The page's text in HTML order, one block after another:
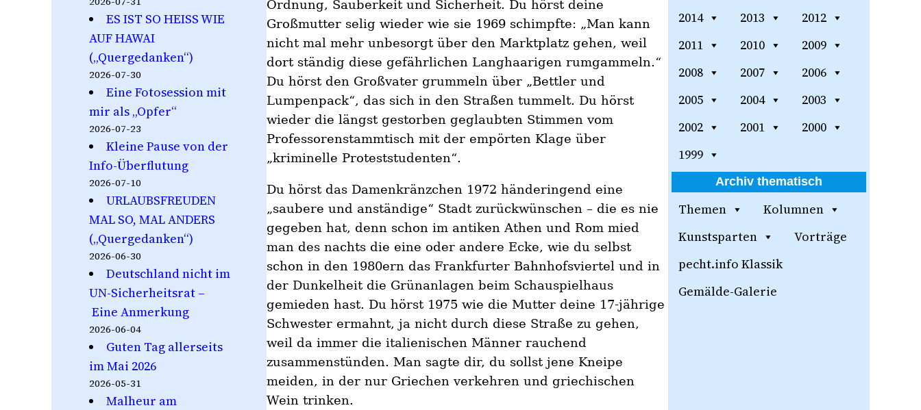
ES IST SO HEISS WIE
AUF HAWAI
(„Quergedanken“)
2026-07-30
Eine Fotosession mit
mir als „Opfer“
2026-07-23
Kleine Pause von der
Info-Überflutung
2026-07-10
URLAUBSFREUDEN
MAL SO, MAL ANDERS
(„Quergedanken“)
2026-06-30
Deutschland nicht im
UN-Sicherheitsrat –
Eine Anmerkung
2026-06-04
Guten Tag allerseits
im Mai 2026
2026-05-31
Malheur am
Ordnung, Sauberkeit und Sicherheit. Du hörst deine
Großmutter selig wieder wie sie 1969 schimpfte: „Man kann
nicht mal mehr unbesorgt über den Marktplatz gehen, weil
dort ständig diese gefährlichen Langhaarigen rumgammeln.“
Du hörst den Großvater grummeln über „Bettler und
Lumpenpack“, das sich in den Straßen tummelt. Du hörst
wieder die längst gestorben geglaubten Stimmen vom
Professorenstammtisch mit der empörten Klage über
„kriminelle Proteststudenten“.
Du hörst das Damenkränzchen 1972 händeringend eine
„saubere und anständige“ Stadt zurückwünschen – die es nie
gegeben hat, denn schon im antiken Athen und Rom mied
man des nachts die eine oder andere Ecke, wie du selbst
schon in den 1980ern das Frankfurter Bahnhofsviertel und in
der Dunkelheit die Grünanlagen beim Schauspielhaus
gemieden hast. Du hörst 1975 wie die Mutter deine 17-jährige
Schwester ermahnt, ja nicht durch diese Straße zu gehen,
weil da immer die italienischen Männer rauchend
zusammenstünden. Man sagte dir, du sollst jene Kneipe
meiden, in der nur Griechen verkehren und griechischen
Wein trinken.
2014
2013
2012
2011
2010
2009
2008
2007
2006
2005
2004
2003
2002
2001
2000
1999
Archiv thematisch
Themen
Kolumnen
Kunstsparten
Vorträge
pecht.info Klassik
Gemälde-Galerie